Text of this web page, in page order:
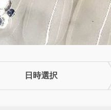
日時選択